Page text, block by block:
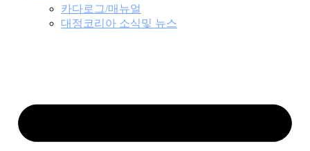
카다로그/매뉴얼
대정코리아 소식및 뉴스